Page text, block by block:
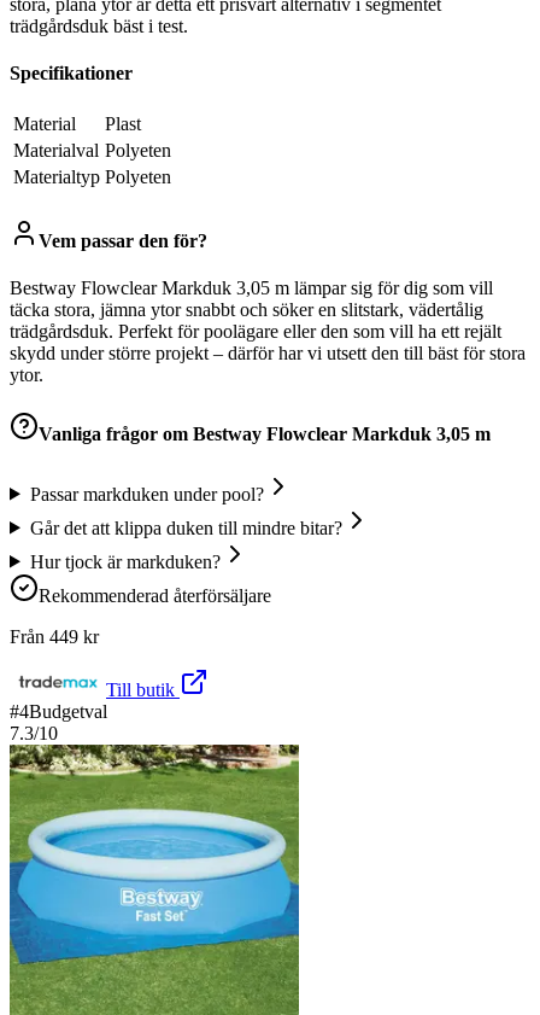
stora, plana ytor är detta ett prisvärt alternativ i segmentet
trädgårdsduk bäst i test.
Specifikationer
Material
Plast
Materialval Polyeten
Materialtyp Polyeten
Vem passar den för?
Bestway Flowclear Markduk 3,05 m lämpar sig för dig som vill
täcka stora, jämna ytor snabbt och söker en slitstark, vädertålig
trädgårdsduk. Perfekt för poolägare eller den som vill ha ett rejält
skydd under större projekt – därför har vi utsett den till bäst för stora
ytor.
Vanliga frågor om Bestway Flowclear Markduk 3,05 m
Passar markduken under pool?
Går det att klippa duken till mindre bitar?
Hur tjock är markduken?
Rekommenderad återförsäljare
Från 449 kr
Till butik
#4Budgetval
7.3/10